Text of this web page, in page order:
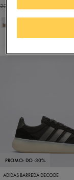
229,99 zł
PROMO: DO -30%
ADIDAS BARREDA DECODE